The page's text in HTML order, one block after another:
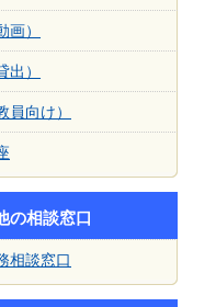
画）
出）
員向け）
の相談窓口
相談窓口